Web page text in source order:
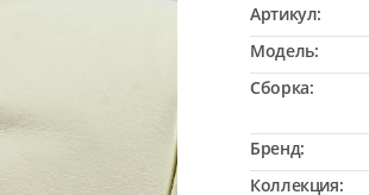
Артикул:
Модель:
Сборка:
Бренд:
Коллекция: